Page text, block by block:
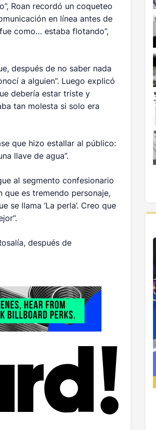
Roan recordó un coqueteo
en línea antes de
como… estaba flotando”,
después de no saber nada
a alguien”. Luego explicó
debería estar triste y
tan molesta si solo era
que hizo estallar al público:
llave de agua”.
al segmento confesionario
que es tremendo personaje,
se llama ‘La perla’. Creo que
después de